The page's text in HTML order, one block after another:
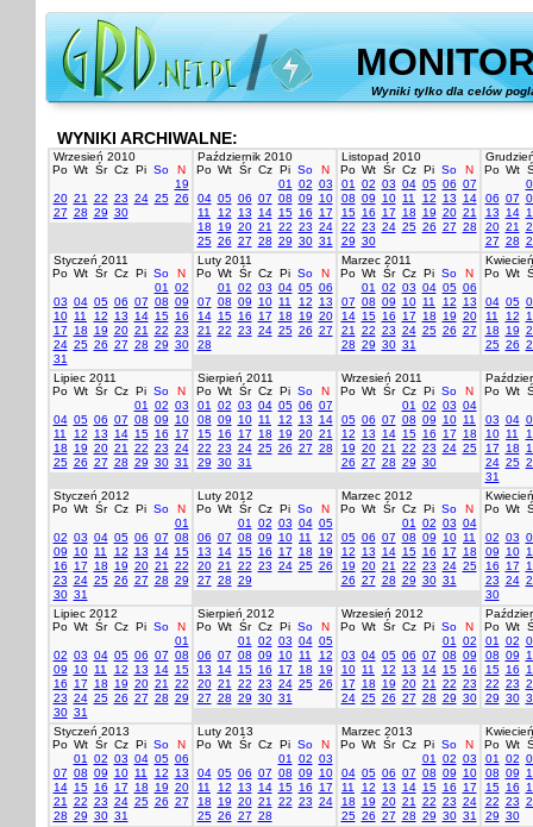
Wyniki tylko dla celów
WYNIKI ARCHIWALNE:
Wrzesień 2010
Po Wt Śr Cz Pi So
N
19
20 21 22 23 24 25 26
27 28 29 30
Październik 2010
Po Wt Śr Cz Pi So
N
01
02 03
04 05 06 07 08 09
10
11
12 13 14 15 16
17
18
19 20 21 22 23 24
25 26 27 28 29 30 31
Listopad 2010
Po Wt Śr Cz Pi So
N
01
02 03 04 05 06 07
08 09 10 11 12 13
14
15 16 17 18 19 20 21
22 23 24 25 26 27 28
29 30
Po Wt
06 07
13
14
20 21
27 28
Styczeń 2011
Po Wt Śr Cz Pi So
N
01
02
03 04 05 06 07 08 09
10 11 12 13 14 15 16
17
18 19 20 21 22 23
24 25 26 27 28 29 30
31
Luty 2011
Po Wt Śr Cz Pi So
N
01
02 03 04 05 06
07 08 09 10 11 12
13
14 15 16 17 18 19 20
21
22 23 24 25 26 27
28
Marzec 2011
Po Wt Śr Cz Pi So
N
01
02 03 04 05 06
07 08 09 10 11 12
13
14 15 16 17 18 19 20
21
22 23 24 25 26 27
28 29 30 31
Po Wt
04 05
11
12
18
19
25 26
Lipiec 2011
Po Wt Śr Cz Pi So
N
01
02 03
04 05 06 07 08 09
10
11
12 13 14 15 16
17
18
19 20 21 22 23 24
25 26 27 28 29 30 31
Sierpień 2011
Po Wt Śr Cz Pi So
N
01
02 03 04 05 06 07
08 09 10 11 12 13
14
15 16 17 18 19 20 21
22 23 24 25 26 27 28
29 30 31
Wrzesień 2011
Po Wt Śr Cz Pi So
N
01
02 03 04
05 06 07 08 09 10 11
12
13 14 15 16 17
18
19 20 21 22 23 24 25
26 27 28 29 30
Po Wt
03 04
10 11
17
18
24 25
31
Styczeń 2012
Po Wt Śr Cz Pi So
N
01
02 03 04 05 06 07 08
09
10 11 12 13 14 15
16
17 18 19 20 21
22
23 24 25 26 27 28 29
30 31
Luty 2012
Po Wt Śr Cz Pi So
N
01
02 03 04 05
06 07 08 09 10 11
12
13
14 15 16 17 18
19
20 21 22 23 24 25 26
27 28 29
Marzec 2012
Po Wt Śr Cz Pi So
N
01
02 03 04
05 06 07 08 09 10 11
12
13 14 15 16 17
18
19 20 21 22 23 24 25
26 27 28 29 30 31
Po Wt
02 03
09
10
16
17
23 24
30
Lipiec 2012
Po Wt Śr Cz Pi So
N
01
02 03 04 05 06 07 08
09
10 11 12 13 14 15
16
17 18 19 20 21
22
23 24 25 26 27 28 29
30 31
Sierpień 2012
Po Wt Śr Cz Pi So
N
01
02 03 04 05
06 07 08 09 10 11
12
13
14 15 16 17 18
19
20 21 22 23 24 25 26
27 28 29 30 31
Wrzesień 2012
Po Wt Śr Cz Pi So
N
01
02
03 04 05 06 07 08 09
10 11 12 13 14 15 16
17
18 19 20 21 22 23
24 25 26 27 28 29 30
Po Wt
01
02
08 09
15 16
22 23
29 30
Styczeń 2013
Po Wt Śr Cz Pi So
N
01
02 03 04 05 06
07 08 09 10 11 12
13
14 15 16 17 18 19 20
21
22 23 24 25 26 27
28 29 30 31
Luty 2013
Po Wt Śr Cz Pi So
N
01
02 03
04 05 06 07 08 09
10
11
12 13 14 15 16
17
18
19 20 21 22 23 24
25 26 27 28
Marzec 2013
Po Wt Śr Cz Pi So
N
01
02 03
04 05 06 07 08 09
10
11
12 13 14 15 16
17
18
19 20 21 22 23 24
25 26 27 28 29 30 31
Po Wt
01
02
08 09
15 16
22 23
29 30